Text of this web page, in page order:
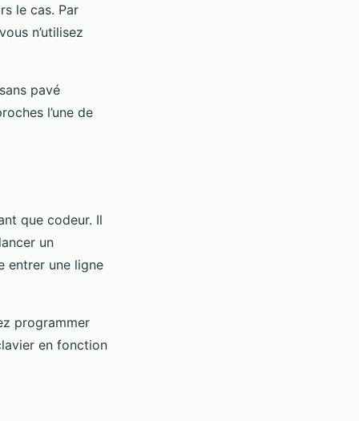
le cas. Par
n’utilisez
pavé
l’une de
que codeur. Il
un
entrer une ligne
programmer
en fonction